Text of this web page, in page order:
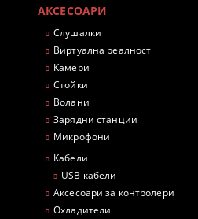
АКСЕСОАРИ
Слушалки
Виртуална реалност
Камери
Стойки
Волани
Зарядни станции
Микрофони
Кабели
USB кабели
Аксесоари за контролери
Охладители